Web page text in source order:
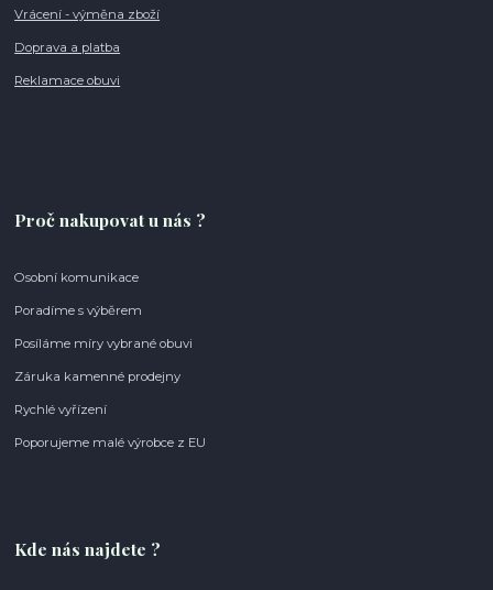
Vrácení - výměna zboží
Doprava a platba
Reklamace obuvi
Proč nakupovat u nás ?
Osobní komunikace
Poradíme s výběrem
Posíláme míry vybrané obuvi
Záruka kamenné prodejny
Rychlé vyřízení
Poporujeme malé výrobce z EU
Kde nás najdete ?